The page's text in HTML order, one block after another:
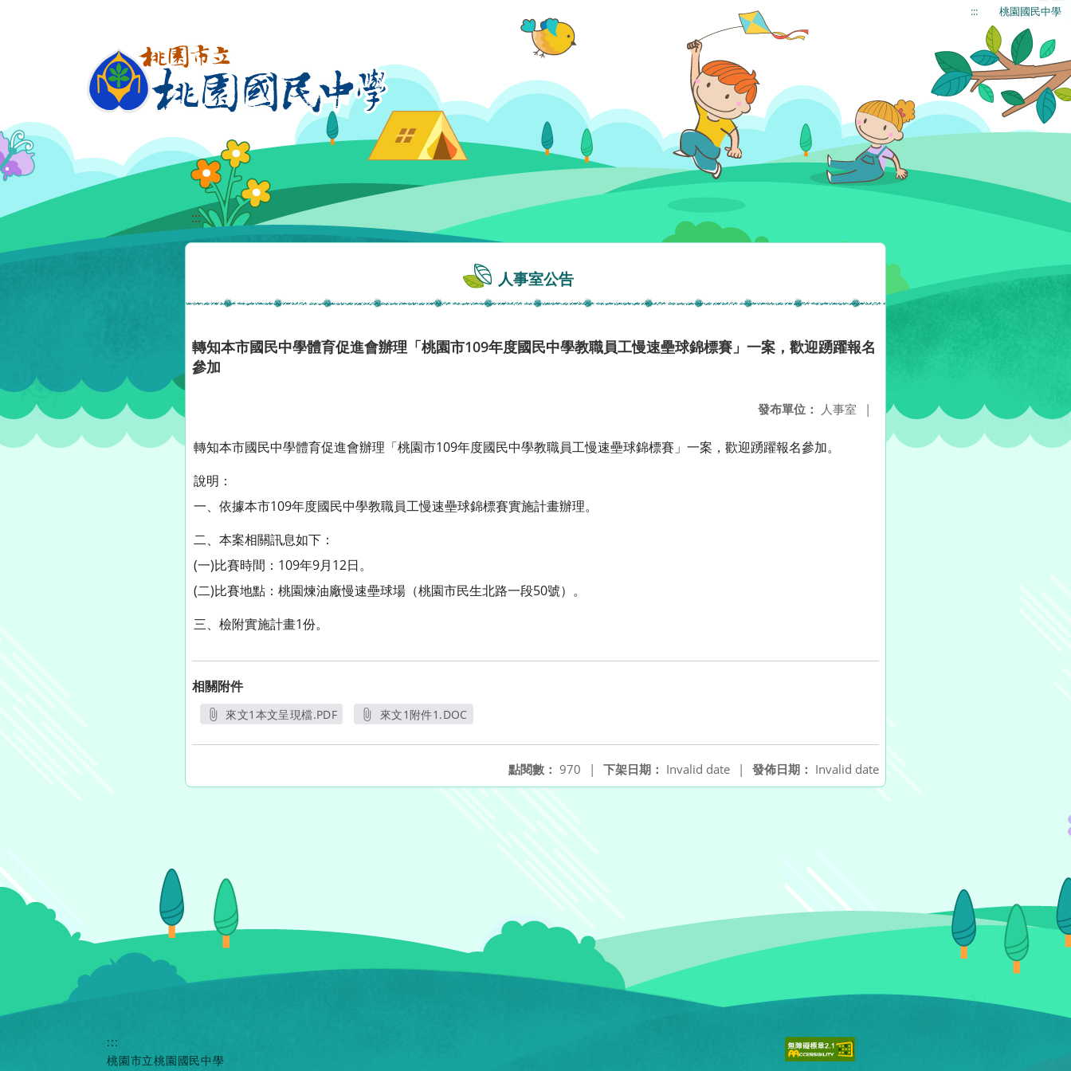
::: 桃園國民中學
:::
人事室公告
轉知本市國民中學體育促進會辦理「桃園市109年度國民中學教職員工慢速壘球錦標賽」一案，歡迎踴躍報名
參加
發布單位： 人事室 |
轉知本市國民中學體育促進會辦理「桃園市109年度國民中學教職員工慢速壘球錦標賽」一案，歡迎踴躍報名參加。
說明：
一、依據本市109年度國民中學教職員工慢速壘球錦標賽實施計畫辦理。
二、本案相關訊息如下：
(一)比賽時間：109年9月12日。
(二)比賽地點：桃園煉油廠慢速壘球場（桃園市民生北路一段50號）。
三、檢附實施計畫1份。
相關附件
來文1本文呈現檔.PDF
來文1附件1.DOC
發佈日期： Invalid date
下架日期： Invalid date |
點閱數： 970 |
:::
桃園市立桃園國民中學